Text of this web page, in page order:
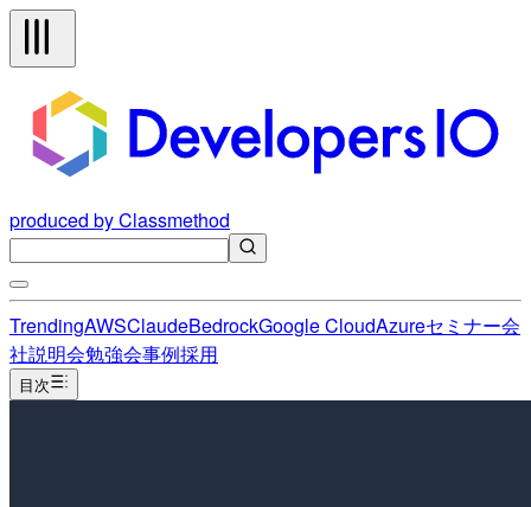
produced by Classmethod
TrendingAWSClaudeBedrockGoogle CloudAzureセミナー会
社説明会勉強会事例採用
目次